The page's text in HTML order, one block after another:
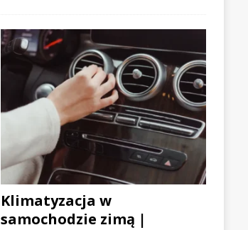
Klimatyzacja w
samochodzie zimą |